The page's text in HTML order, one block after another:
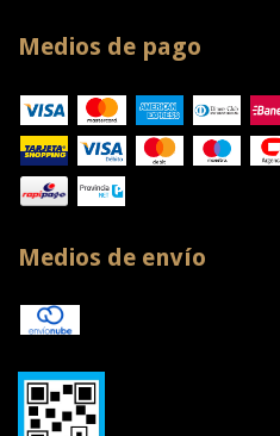
Medios de pago
Medios de envío